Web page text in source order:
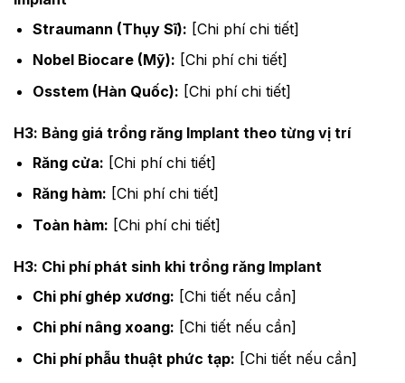
Straumann (Thụy Sĩ): [Chi phí chi tiết]
Nobel Biocare (Mỹ): [Chi phí chi tiết]
Osstem (Hàn Quốc): [Chi phí chi tiết]
H3: Bảng giá trồng răng Implant theo từng vị trí
Răng cửa: [Chi phí chi tiết]
Răng hàm: [Chi phí chi tiết]
Toàn hàm: [Chi phí chi tiết]
H3: Chi phí phát sinh khi trồng răng Implant
Chi phí ghép xương: [Chi tiết nếu cần]
Chi phí nâng xoang: [Chi tiết nếu cần]
Chi phí phẫu thuật phức tạp: [Chi tiết nếu cần]